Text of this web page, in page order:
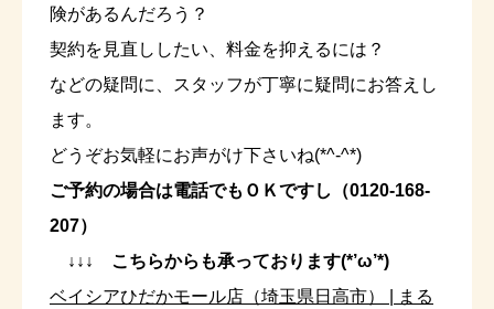
険があるんだろう？
契約を見直ししたい、料金を抑えるには？
などの疑問に、スタッフが丁寧に疑問にお答えし
ます。
どうぞお気軽にお声がけ下さいね(*^-^*)
ご予約の場合は電話でもＯＫですし（0120-168-
207）
↓↓↓ こちらからも承っております(*’ω’*)
ベイシアひだかモール店（埼玉県日高市） | まる